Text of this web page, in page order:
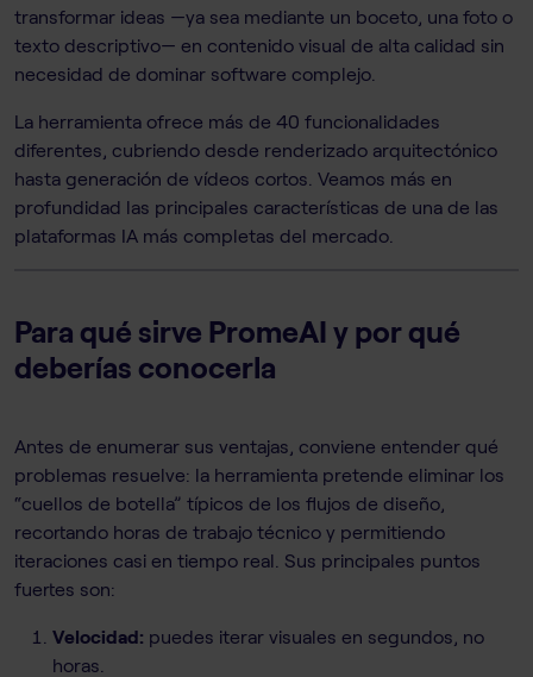
transformar ideas —ya sea mediante un boceto, una foto o
texto descriptivo— en contenido visual de alta calidad sin
necesidad de dominar software complejo.
La herramienta ofrece más de 40 funcionalidades
diferentes, cubriendo desde renderizado arquitectónico
hasta generación de vídeos cortos. Veamos más en
profundidad las principales características de una de las
plataformas IA más completas del mercado.
Para qué sirve PromeAI y por qué
deberías conocerla
Antes de enumerar sus ventajas, conviene entender qué
problemas resuelve: la herramienta pretende eliminar los
“cuellos de botella” típicos de los flujos de diseño,
recortando horas de trabajo técnico y permitiendo
iteraciones casi en tiempo real. Sus principales puntos
fuertes son:
Velocidad: puedes iterar visuales en segundos, no
horas.